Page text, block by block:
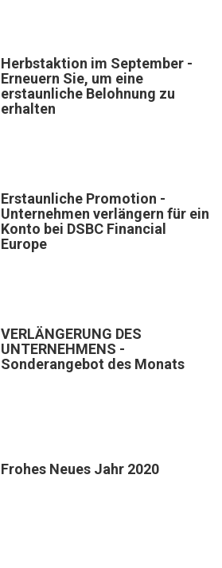
Herbstaktion im September -
Erneuern Sie, um eine
erstaunliche Belohnung zu
erhalten
Erstaunliche Promotion -
Unternehmen verlängern für ein
Konto bei DSBC Financial
Europe
VERLÄNGERUNG DES
UNTERNEHMENS -
Sonderangebot des Monats
Frohes Neues Jahr 2020